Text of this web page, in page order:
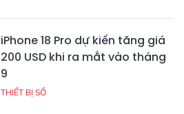
iPhone 18 Pro dự kiến tăng giá
200 USD khi ra mắt vào tháng
9
THIẾT BỊ SỐ